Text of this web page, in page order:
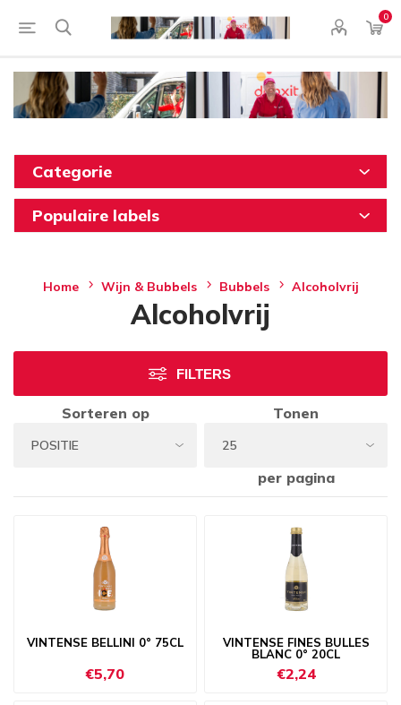
0
Categorie
Populaire labels
Home Wijn & Bubbels Bubbels Alcoholvrij
Alcoholvrij
FILTERS
Sorteren op Tonen
per pagina
VINTENSE BELLINI 0° 75CL
€5,70
VINTENSE FINES BULLES
BLANC 0° 20CL
€2,24